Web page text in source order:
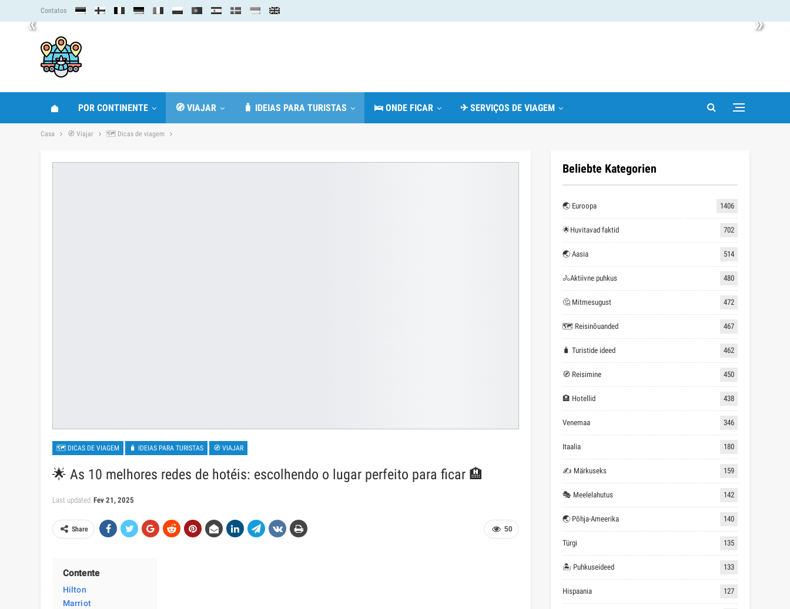
« »
Contatos
POR CONTINENTE 🧭 VIAJAR 🧳 IDEIAS PARA TURISTAS 🛌 ONDE FICAR ✈ SERVIÇOS DE VIAGEM
Casa 🧭 Viajar 🗺 Dicas de viagem
🗺 DICAS DE VIAGEM 🧳 IDEIAS PARA TURISTAS 🧭 VIAJAR
🌟 As 10 melhores redes de hotéis: escolhendo o lugar perfeito para ficar 🏨
Last updated Fev 21, 2025
50
Share
Contente
Hilton
Marriot
Beliebte Kategorien
🌏 Euroopa 1406
🌟Huvitavad faktid 702
🌏 Aasia 514
🚴Aktiivne puhkus 480
🤔 Mitmesugust 472
🗺 Reisinõuanded 467
🧳 Turistide ideed 462
🧭 Reisimine 450
🏨 Hotellid 438
Venemaa 346
Itaalia 180
✍ Märkuseks 159
🎭 Meelelahutus 142
🌏 Põhja-Ameerika 140
Türgi 135
🏝 Puhkuseideed 133
Hispaania 127